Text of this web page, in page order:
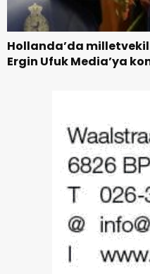
Hollanda’da
Ergin Ufuk Media’ya